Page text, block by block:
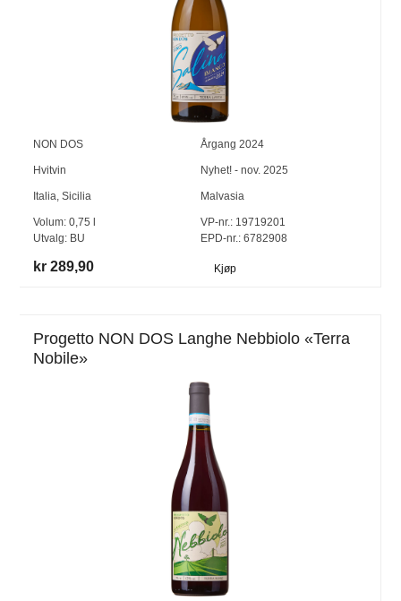
NON DOS Årgang 2024
Hvitvin Nyhet! - nov. 2025
Italia,Sicilia Malvasia
Volum:0,75
Utvalg: BU
VP-nr.:19719201
EPD-nr.: 6782908
kr 289,90 Kjøp
Progetto NON DOS Langhe Nebbiolo «Terra
Nobile»